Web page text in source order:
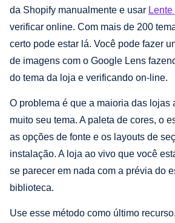
da Shopify manualmente e usar
verificar online. Com mais de 200
certo pode estar lá. Você pode fazer
de imagens com o Google Lens
do tema da loja e verificando on-line.
O problema é que a maioria das lojas
muito seu tema. A paleta de cores, o
as opções de fonte e os layouts de
instalação. A loja ao vivo que você
se parecer em nada com a prévia do
biblioteca.
Use esse método como último